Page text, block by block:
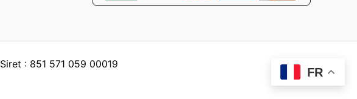
Siret : 851 571 059 00019
FR